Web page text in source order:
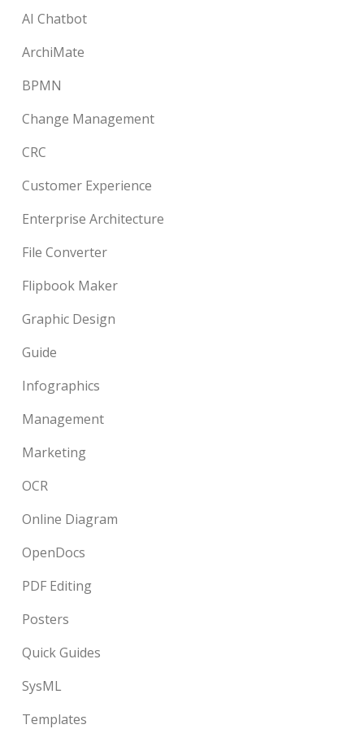
AI Chatbot
ArchiMate
BPMN
Change Management
CRC
Customer Experience
Enterprise Architecture
File Converter
Flipbook Maker
Graphic Design
Guide
Infographics
Management
Marketing
OCR
Online Diagram
OpenDocs
PDF Editing
Posters
Quick Guides
SysML
Templates